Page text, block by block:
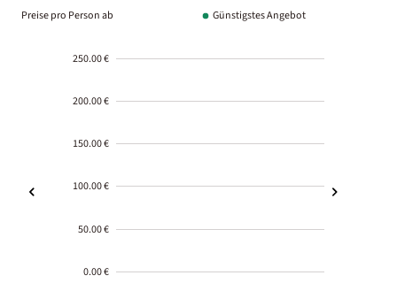
Preise pro Person ab Günstigstes Angebot
250.00 €
200.00 €
150.00 €
100.00 €
50.00 €
0.00 €